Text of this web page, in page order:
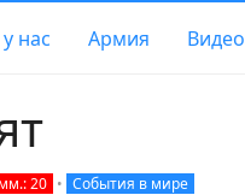
нас Армия Видео
20 • События в мире